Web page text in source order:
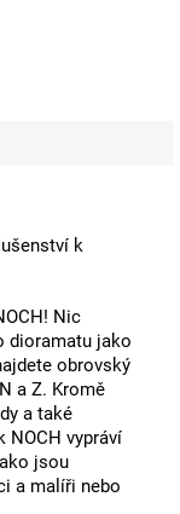
k
Nic
dioramatu jako
obrovský
a Z. Kromě
a také
NOCH vypráví
jsou
a malíři nebo